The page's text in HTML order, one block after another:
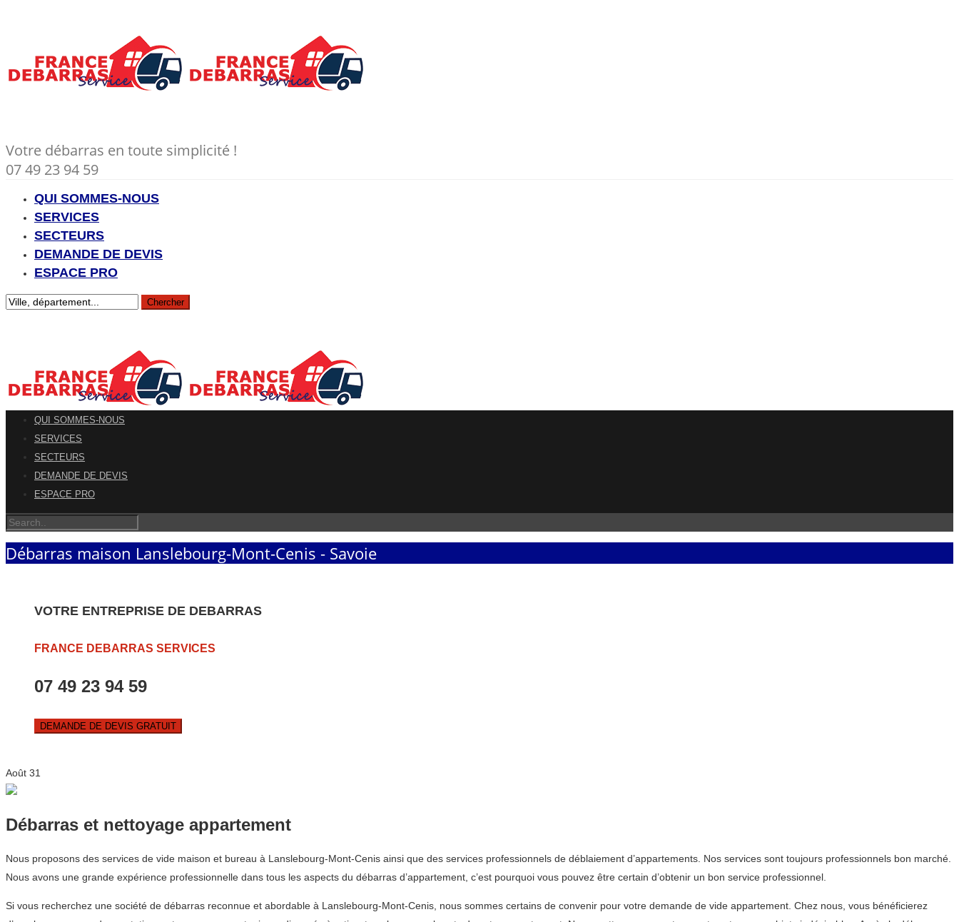
Votre débarras en toute simplicité !
07 49 23 94 59
QUI SOMMES-NOUS
SERVICES
SECTEURS
DEMANDE DE DEVIS
ESPACE PRO
QUI SOMMES-NOUS
SERVICES
SECTEURS
DEMANDE DE DEVIS
ESPACE PRO
Débarras maison Lanslebourg-Mont-Cenis - Savoie
VOTRE ENTREPRISE DE DEBARRAS
FRANCE DEBARRAS SERVICES
07 49 23 94 59
DEMANDE DE DEVIS GRATUIT
Août 31
Débarras et nettoyage appartement
Nous proposons des services de vide maison et bureau à Lanslebourg-Mont-Cenis ainsi que des services professionnels de déblaiement d’appartements. Nos services sont toujours professionnels bon marché.
Nous avons une grande expérience professionnelle dans tous les aspects du débarras d’appartement, c’est pourquoi vous pouvez être certain d’obtenir un bon service professionnel.
Si vous recherchez une société de débarras reconnue et abordable à Lanslebourg-Mont-Cenis, nous sommes certains de convenir pour votre demande de vide appartement. Chez nous, vous bénéficierez